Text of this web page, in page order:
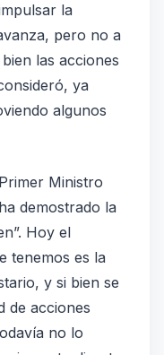
la
pero no a
las acciones
ya
algunos
Ministro
demostrado la
Hoy el
tenemos es la
y si bien se
de acciones
no lo